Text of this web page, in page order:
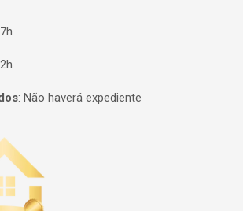
: Não haverá expediente